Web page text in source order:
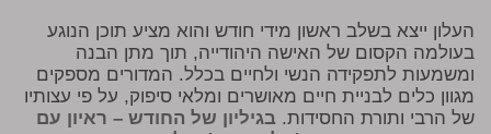
העלון ייצא בשלב ראשון מידי חודש והוא מציע תוכן הנוגע
בעולמה הקסום של האישה היהודייה, תוך מתן הבנה
ומשמעות לתפקידה הנשי ולחיים בכלל. המדורים מספקים
מגוון כלים לבניית חיים מאושרים ומלאי סיפוק, על פי עצותיו
של הרבי ותורת החסידות. בגיליון של החודש – ראיון עם